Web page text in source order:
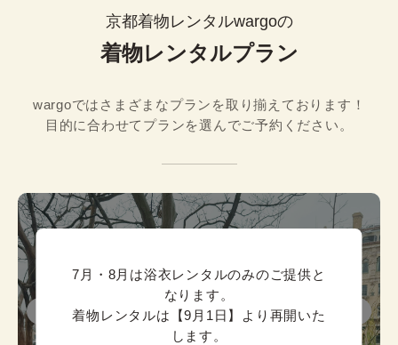
京都着物レンタルwargoの
着物レンタルプラン
wargoではさまざまなプランを取り揃えております！
目的に合わせてプランを選んでご予約ください。
7月・8月は浴衣レンタルのみのご提供と
なります。
着物レンタルは【9月1日】より再開いた
します。